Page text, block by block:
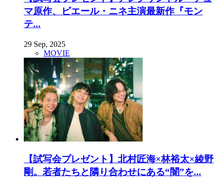
マ原作、ピエール・ニネ主演最新作『モン
テ...
29 Sep, 2025
MOVIE
【試写会プレゼント】北村匠海×林裕太×綾野
剛。若者たちと隣り合わせにある“闇”を...